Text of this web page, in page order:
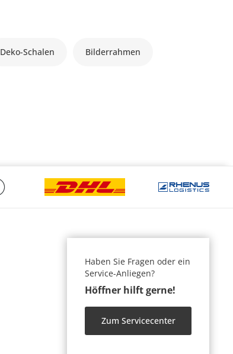
Deko-Schalen Bilderrahmen
Haben Sie Fragen oder ein
Service-Anliegen?
Höffner hilft gerne!
Zum Servicecenter